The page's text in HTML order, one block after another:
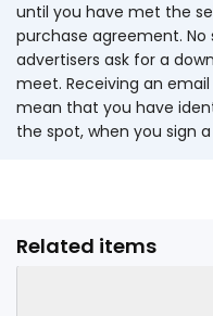
until you have met the
purchase agreement. No
advertisers ask for a
meet. Receiving an
mean that you have
the spot, when you sign
Related items